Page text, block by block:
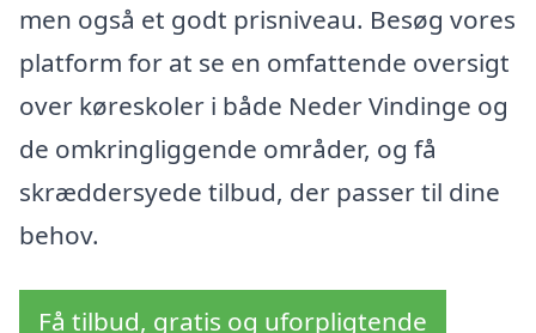
men også et godt prisniveau. Besøg vores
platform for at se en omfattende oversigt
over køreskoler i både Neder Vindinge og
de omkringliggende områder, og få
skræddersyede tilbud, der passer til dine
behov.
Få tilbud, gratis og uforpligtende